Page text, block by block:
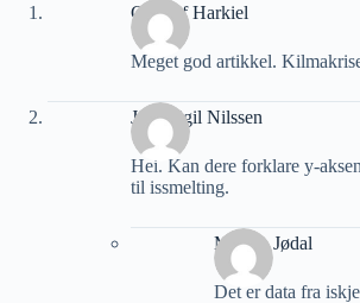
Gunleif Harkiel
Meget god artikkel.
John Egil Nilssen
Hei. Kan dere forklare y-
til issmelting.
Morten Jødal
Det er data fra